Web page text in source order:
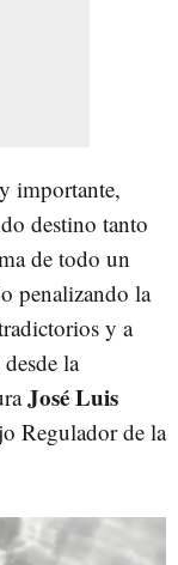
importante,
destino tanto
de todo un
penalizando la
y a
la
José Luis
Regulador de la